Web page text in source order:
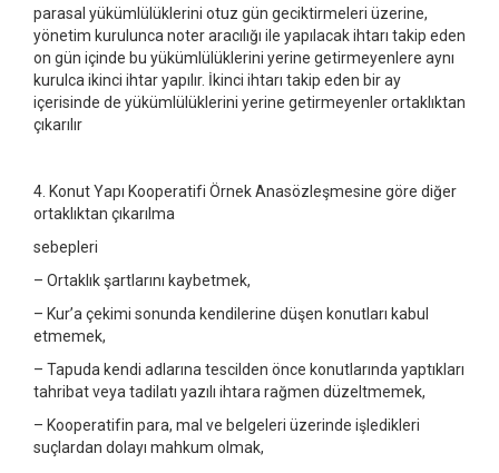
parasal yükümlülüklerini otuz gün geciktirmeleri üzerine,
yönetim kurulunca noter aracılığı ile yapılacak ihtarı takip eden
on gün içinde bu yükümlülüklerini yerine getirmeyenlere aynı
kurulca ikinci ihtar yapılır. İkinci ihtarı takip eden bir ay
içerisinde de yükümlülüklerini yerine getirmeyenler ortaklıktan
çıkarılır
4. Konut Yapı Kooperatifi Örnek Anasözleşmesine göre diğer
ortaklıktan çıkarılma
sebepleri
– Ortaklık şartlarını kaybetmek,
– Kur’a çekimi sonunda kendilerine düşen konutları kabul
etmemek,
– Tapuda kendi adlarına tescilden önce konutlarında yaptıkları
tahribat veya tadilatı yazılı ihtara rağmen düzeltmemek,
– Kooperatifin para, mal ve belgeleri üzerinde işledikleri
suçlardan dolayı mahkum olmak,